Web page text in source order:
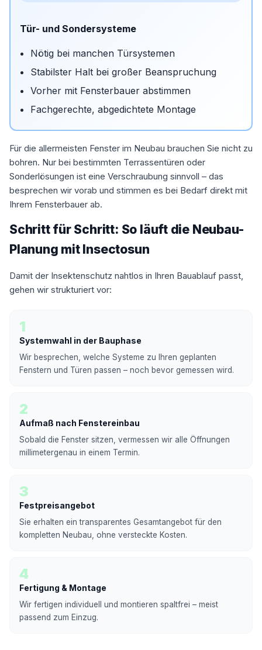
Tür- und Sondersysteme
Nötig bei manchen Türsystemen
Stabilster Halt bei großer Beanspruchung
Vorher mit Fensterbauer abstimmen
Fachgerechte, abgedichtete Montage
Für die allermeisten Fenster im Neubau brauchen Sie nicht zu
bohren. Nur bei bestimmten Terrassentüren oder
Sonderlösungen ist eine Verschraubung sinnvoll – das
besprechen wir vorab und stimmen es bei Bedarf direkt mit
Ihrem Fensterbauer ab.
Schritt für Schritt: So läuft die Neubau-
Planung mit Insectosun
Damit der Insektenschutz nahtlos in Ihren Bauablauf passt,
gehen wir strukturiert vor:
1
Systemwahl in der Bauphase
Wir besprechen, welche Systeme zu Ihren geplanten
Fenstern und Türen passen – noch bevor gemessen wird.
2
Aufmaß nach Fenstereinbau
Sobald die Fenster sitzen, vermessen wir alle Öffnungen
millimetergenau in einem Termin.
3
Festpreisangebot
Sie erhalten ein transparentes Gesamtangebot für den
kompletten Neubau, ohne versteckte Kosten.
4
Fertigung & Montage
Wir fertigen individuell und montieren spaltfrei – meist
passend zum Einzug.